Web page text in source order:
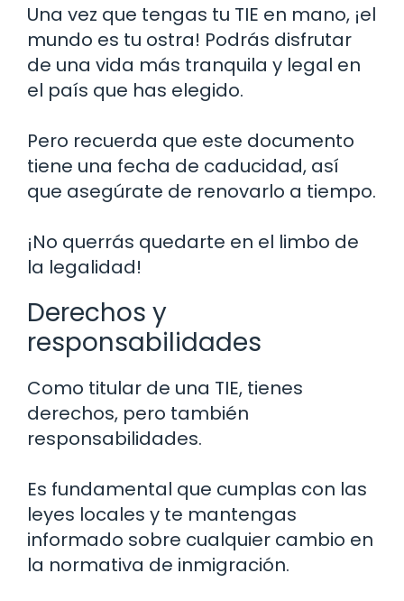
Una vez que tengas tu TIE en mano, ¡el
mundo es tu ostra! Podrás disfrutar
de una vida más tranquila y legal en
el país que has elegido.
Pero recuerda que este documento
tiene una fecha de caducidad, así
que asegúrate de renovarlo a tiempo.
¡No querrás quedarte en el limbo de
la legalidad!
Derechos y
responsabilidades
Como titular de una TIE, tienes
derechos, pero también
responsabilidades.
Es fundamental que cumplas con las
leyes locales y te mantengas
informado sobre cualquier cambio en
la normativa de inmigración.